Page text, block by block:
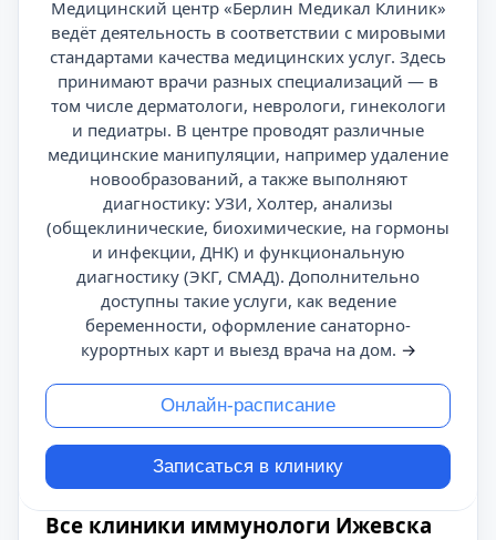
Медицинский центр «Берлин Медикал Клиник»
ведёт деятельность в соответствии с мировыми
стандартами качества медицинских услуг. Здесь
принимают врачи разных специализаций — в
том числе дерматологи, неврологи, гинекологи
и педиатры. В центре проводят различные
медицинские манипуляции, например удаление
новообразований, а также выполняют
диагностику: УЗИ, Холтер, анализы
(общеклинические, биохимические, на гормоны
и инфекции, ДНК) и функциональную
диагностику (ЭКГ, СМАД). Дополнительно
доступны такие услуги, как ведение
беременности, оформление санаторно-
курортных карт и выезд врача на дом. →
Онлайн-расписание
Записаться в клинику
Все клиники иммунологи Ижевска